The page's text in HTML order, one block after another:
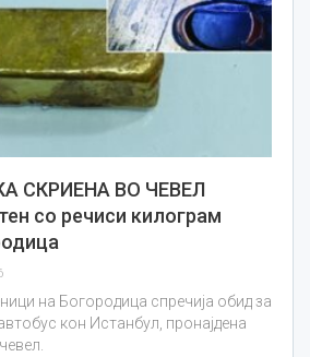
СКРИЕНА ВО ЧЕВЕЛ
со речиси килограм
на Богородица спречија обид за
кон Истанбул, пронајдена